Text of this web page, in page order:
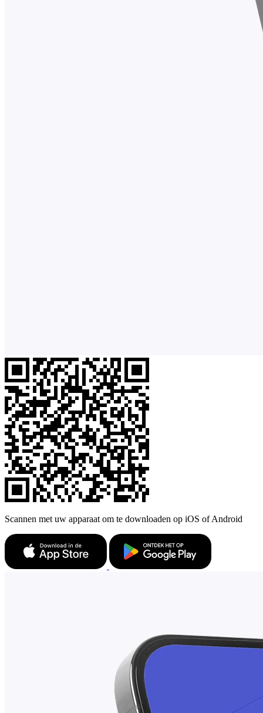
Scannen met uw apparaat om te downloaden op iOS of Android